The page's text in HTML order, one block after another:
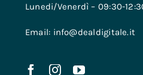
Lunedi/Venerdì – 09:30-
Email: info@dealdigitale.it